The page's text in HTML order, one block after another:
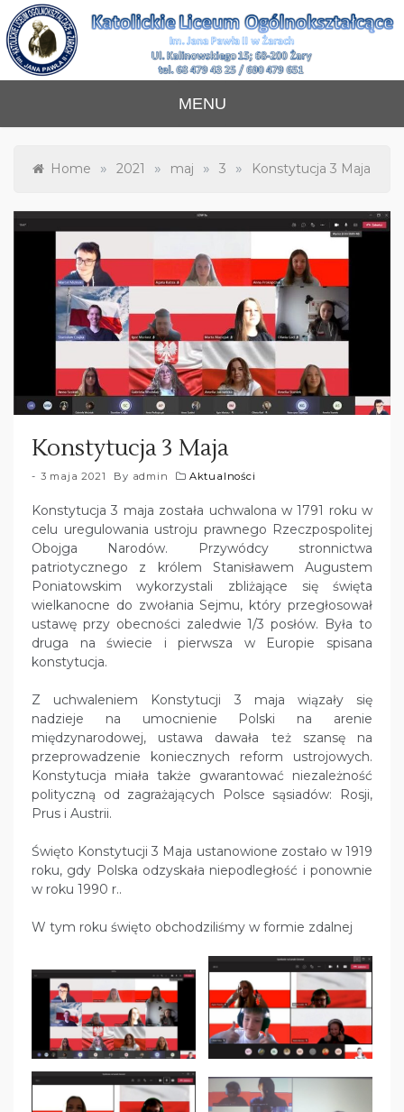
Skip
to
content
Katolickie Liceum
Ogólnokształcące
MENU
Home » 2021 » maj » 3 » Konstytucja 3 Maja
Konstytucja 3 Maja
3 maja 2021 By admin Aktualności
Konstytucja 3 maja została uchwalona w 1791 roku w
celu uregulowania ustroju prawnego Rzeczpospolitej
Obojga Narodów. Przywódcy stronnictwa
patriotycznego z królem Stanisławem Augustem
Poniatowskim wykorzystali zbliżające się święta
wielkanocne do zwołania Sejmu, który przegłosował
ustawę przy obecności zaledwie 1/3 posłów. Była to
druga na świecie i pierwsza w Europie spisana
konstytucja.
Z uchwaleniem Konstytucji 3 maja wiązały się
nadzieje na umocnienie Polski na arenie
międzynarodowej, ustawa dawała też szansę na
przeprowadzenie koniecznych reform ustrojowych.
Konstytucja miała także gwarantować niezależność
polityczną od zagrażających Polsce sąsiadów: Rosji,
Prus i Austrii.
Święto Konstytucji 3 Maja ustanowione zostało w 1919
roku, gdy Polska odzyskała niepodległość i ponownie
w roku 1990 r..
W tym roku święto obchodziliśmy w formie zdalnej